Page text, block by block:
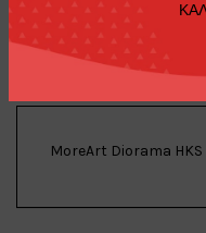
ΠΕΡΙΓΡΑΦΉ
MoreArt Diorama HKS